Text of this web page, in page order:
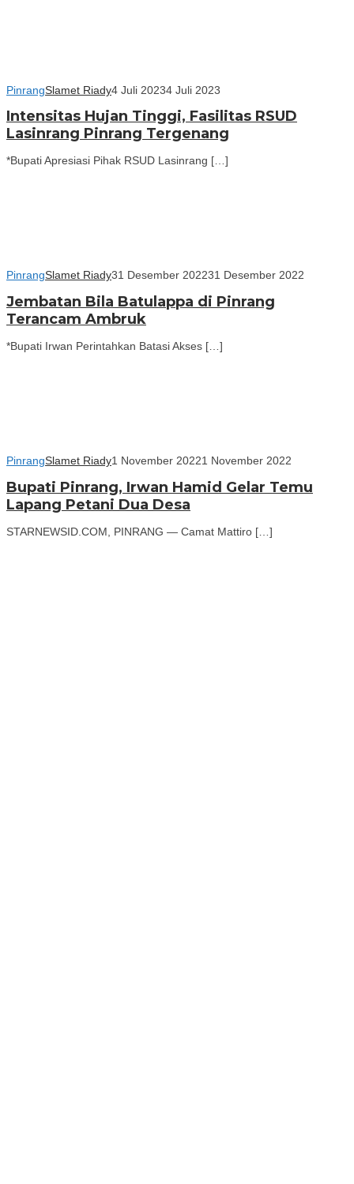
PinrangSlamet Riady4 Juli 20234 Juli 2023
Intensitas Hujan Tinggi, Fasilitas RSUD
Lasinrang Pinrang Tergenang
*Bupati Apresiasi Pihak RSUD Lasinrang […]
PinrangSlamet Riady31 Desember 202231 Desember 2022
Jembatan Bila Batulappa di Pinrang
Terancam Ambruk
*Bupati Irwan Perintahkan Batasi Akses […]
PinrangSlamet Riady1 November 20221 November 2022
Bupati Pinrang, Irwan Hamid Gelar Temu
Lapang Petani Dua Desa
STARNEWSID.COM, PINRANG — Camat Mattiro […]